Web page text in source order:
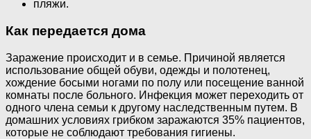
пляжи.
Как передается дома
Заражение происходит и в семье. Причиной является
использование общей обуви, одежды и полотенец,
хождение босыми ногами по полу или посещение ванной
комнаты после больного. Инфекция может переходить от
одного члена семьи к другому наследственным путем. В
домашних условиях грибком заражаются 35% пациентов,
которые не соблюдают требования гигиены.